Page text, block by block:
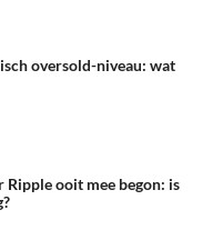
oversold-niveau: wat
Ripple ooit mee begon: is